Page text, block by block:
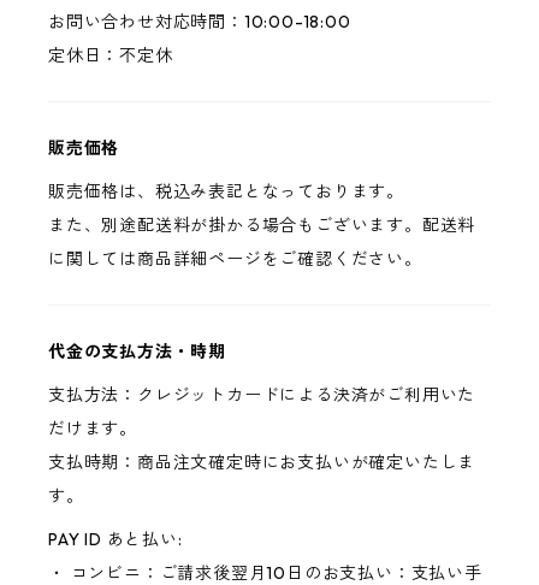
お問い合わせ対応時間：10:00-18:00
定休日：不定休
販売価格
販売価格は、税込み表記となっております。
また、別途配送料が掛かる場合もございます。配送料
に関しては商品詳細ページをご確認ください。
代金の支払方法・時期
支払方法：クレジットカードによる決済がご利用いた
だけます。
支払時期：商品注文確定時にお支払いが確定いたしま
す。
PAY ID あと払い:
・ コンビニ：ご請求後翌月10日のお支払い：支払い手